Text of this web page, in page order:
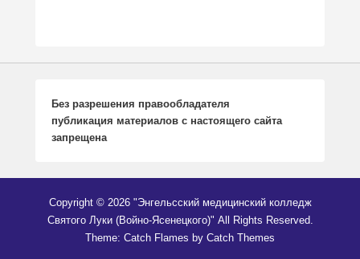
Без разрешения правообладателя
публикация материалов с настоящего сайта
запрещена
Copyright © 2026 "Энгельсский медицинский колледж
Святого Луки (Войно-Ясенецкого)" All Rights Reserved.
Theme: Catch Flames by Catch Themes